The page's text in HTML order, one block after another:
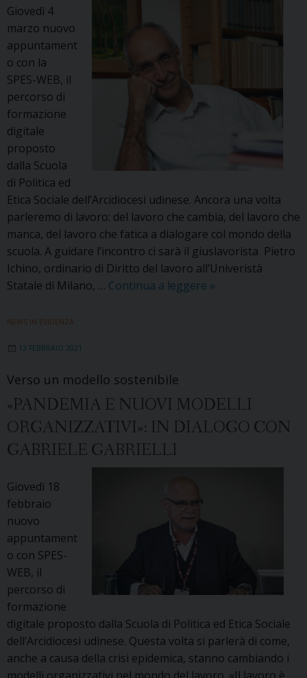
Giovedì 4
marzo nuovo
appuntament
o con la
SPES-WEB, il
percorso di
formazione
digitale
proposto
dalla Scuola
di Politica ed
Etica Sociale dell’Arcidiocesi udinese. Ancora una volta
parleremo di lavoro: del lavoro che cambia, del lavoro che
manca, del lavoro che fatica a dialogare col mondo della
scuola. A guidare l’incontro ci sarà il giuslavorista Pietro
Ichino, ordinario di Diritto del lavoro all’Univeristà
Statale di Milano, … Continua a leggere «Ripensare
Ichino
»
NEWS IN EVIDENZA
13 FEBBRAIO 2021
Verso un modello sostenibile
«PANDEMIA E NUOVI MODELLI
ORGANIZZATIVI»: IN DIALOGO CON
GABRIELE GABRIELLI
Giovedì 18
febbraio
nuovo
appuntament
o con SPES-
WEB, il
percorso di
formazione
digitale proposto dalla Scuola di Politica ed Etica Sociale
dell’Arcidiocesi udinese. Questa volta si parlerà di come,
anche a causa della crisi epidemica, stanno cambiando i
modelli organizzativi nel mondo del lavoro. «Il lavoro è